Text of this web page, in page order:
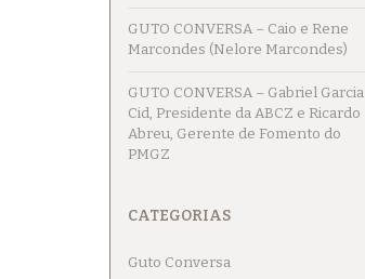
GUTO CONVERSA – Caio e Rene
Marcondes (Nelore Marcondes)
GUTO CONVERSA – Gabriel Garcia
Cid, Presidente da ABCZ e Ricardo
Abreu, Gerente de Fomento do
PMGZ
CATEGORIAS
Guto Conversa